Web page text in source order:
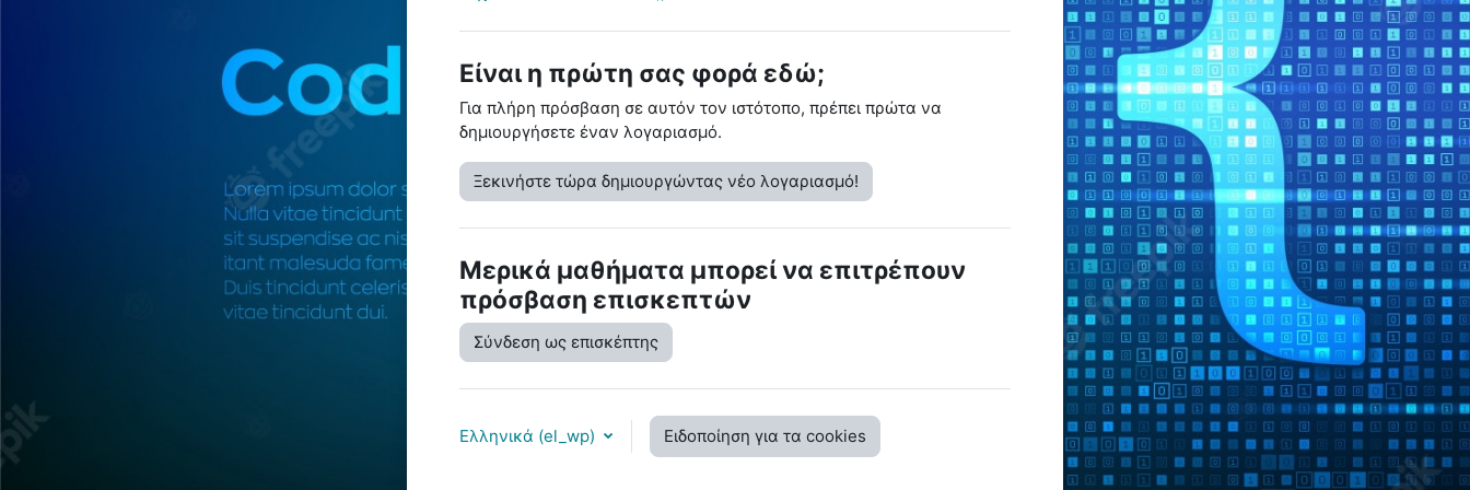
Είναι η πρώτη σας φορά εδώ;
Για πλήρη πρόσβαση σε αυτόν τον ιστότοπο, πρέπει πρώτα να
δημιουργήσετε έναν λογαριασμό.
Ξεκινήστε τώρα δημιουργώντας νέο λογαριασμό!
Μερικά μαθήματα μπορεί να επιτρέπουν
πρόσβαση επισκεπτών
Σύνδεση ως επισκέπτης
Ελληνικά ‎(el_wp)‎ Ειδοποίηση για τα cookies